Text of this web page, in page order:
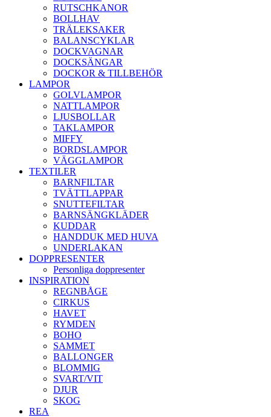
RUTSCHKANOR
BOLLHAV
TRÄLEKSAKER
BALANSCYKLAR
DOCKVAGNAR
DOCKSÄNGAR
DOCKOR & TILLBEHÖR
LAMPOR
GOLVLAMPOR
NATTLAMPOR
LJUSBOLLAR
TAKLAMPOR
MIFFY
BORDSLAMPOR
VÄGGLAMPOR
TEXTILER
BARNFILTAR
TVÄTTLAPPAR
SNUTTEFILTAR
BARNSÄNGKLÄDER
KUDDAR
HANDDUK MED HUVA
UNDERLAKAN
DOPPRESENTER
Personliga doppresenter
INSPIRATION
REGNBÅGE
CIRKUS
HAVET
RYMDEN
BOHO
SAMMET
BALLONGER
BLOMMIG
SVART/VIT
DJUR
SKOG
REA